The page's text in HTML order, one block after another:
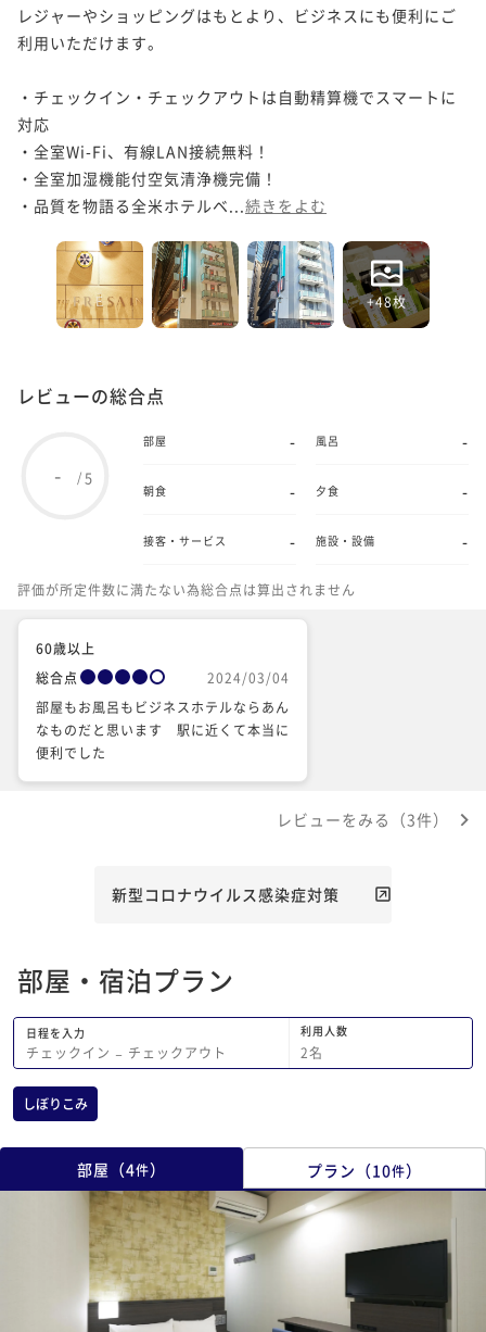
レジャーやショッピングはもとより、ビジネスにも便利にご
利用いただけます。
・チェックイン・チェックアウトは自動精算機でスマートに
対応
・全室Wi-Fi、有線LAN接続無料！
・全室加湿機能付空気清浄機完備！
・品質を物語る全米ホテルベ... 続きをよむ
+48枚
レビューの総合点
- /5
部屋 - 風呂 -
朝食 - 夕食 -
接客・サービス - 施設・設備 -
評価が所定件数に満たない為総合点は算出されません
60歳以上
総合点
2024/03/04
部屋もお風呂もビジネスホテルならあん
なものだと思います 駅に近くて本当に
便利でした
レビューをみる（3件）
新型コロナウイルス感染症対策
部屋・宿泊プラン
日程を入力
チェックイン − チェックアウト
利用人数
2名
しぼりこみ
部屋 （4件） プラン （10件）